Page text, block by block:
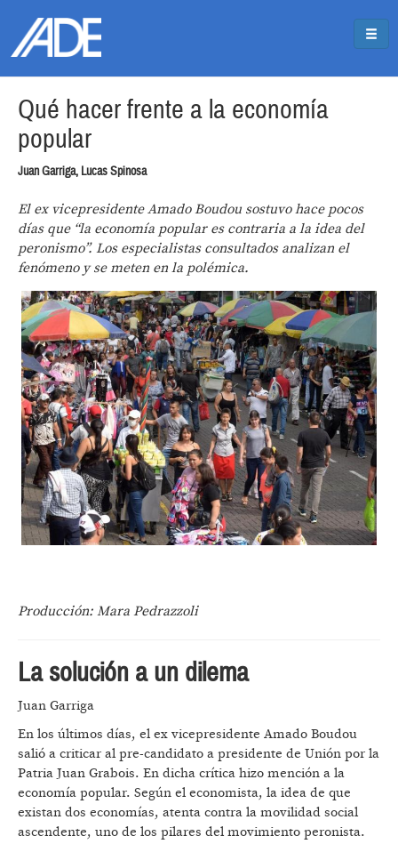
Qué hacer frente a la economía
popular
Juan Garriga, Lucas Spinosa
El ex vicepresidente Amado Boudou sostuvo hace pocos
días que “la economía popular es contraria a la idea del
peronismo”. Los especialistas consultados analizan el
fenómeno y se meten en la polémica.
Producción: Mara Pedrazzoli
La solución a un dilema
Juan Garriga
En los últimos días, el ex vicepresidente Amado Boudou
salió a criticar al pre-candidato a presidente de Unión por la
Patria Juan Grabois. En dicha crítica hizo mención a la
economía popular. Según el economista, la idea de que
existan dos economías, atenta contra la movilidad social
ascendente, uno de los pilares del movimiento peronista.